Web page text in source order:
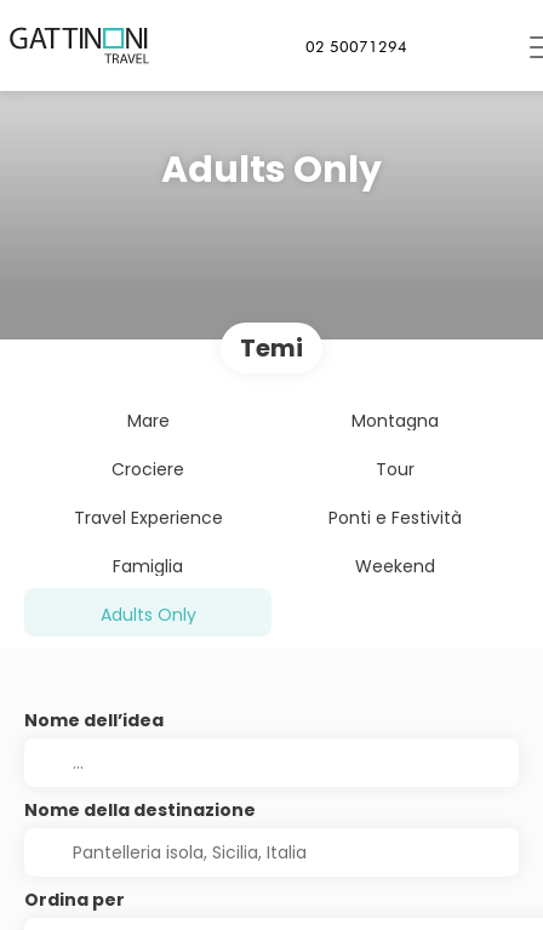
02 50071294
Adults Only
Temi
Mare
Montagna
Crociere
Tour
Travel Experience
Ponti e Festività
Famiglia
Weekend
Adults Only
Nome dell’idea
Nome della destinazione
Ordina per